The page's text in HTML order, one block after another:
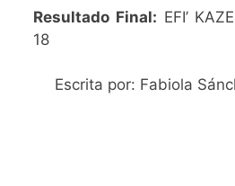
Resultado Final: EFI’
18
Escrita por: Fabiola